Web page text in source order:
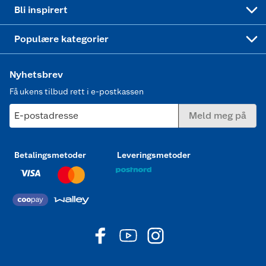
Bli inspirert
Populære kategorier
Nyhetsbrev
Få ukens tilbud rett i e-postkassen
E-postadresse Meld meg på
Betalingsmetoder Leveringsmetoder